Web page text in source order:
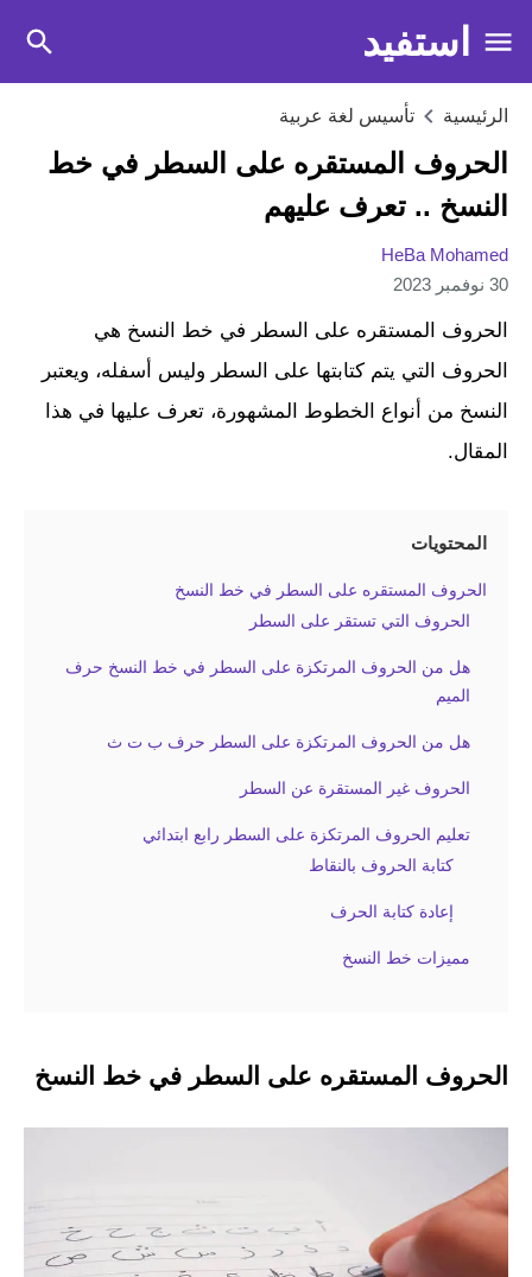
استفيد
الرئيسية تأسيس لغة عربية
الحروف المستقره على السطر في خط
النسخ .. تعرف عليهم
HeBa Mohamed
30 نوفمبر 2023
الحروف المستقره على السطر في خط النسخ هي
الحروف التي يتم كتابتها على السطر وليس أسفله، ويعتبر
النسخ من أنواع الخطوط المشهورة، تعرف عليها في هذا
المقال.
المحتويات
الحروف المستقره على السطر في خط النسخ
الحروف التي تستقر على السطر
هل من الحروف المرتكزة على السطر في خط النسخ حرف
الميم
هل من الحروف المرتكزة على السطر حرف ب ت ث
الحروف غير المستقرة عن السطر
تعليم الحروف المرتكزة على السطر رابع ابتدائي
كتابة الحروف بالنقاط
إعادة كتابة الحرف
مميزات خط النسخ
الحروف المستقره على السطر في خط النسخ